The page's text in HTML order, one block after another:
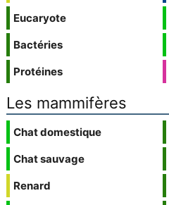
Eucaryote
Bactéries
Protéines
Les mammifères
Chat domestique
Chat sauvage
Renard